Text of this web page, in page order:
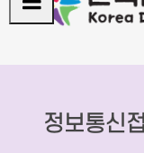
정보통신